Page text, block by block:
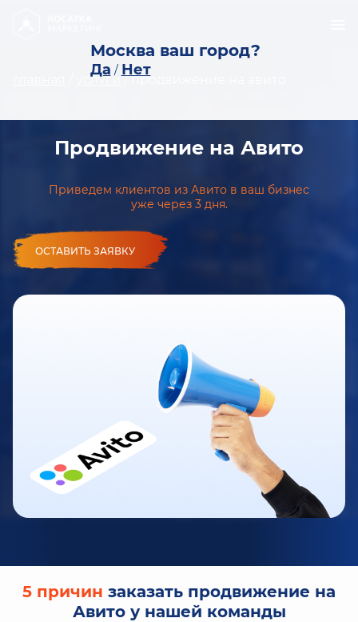
Москва ваш город?
Да / Нет
услуги /продвижение на авито
Продвижение на Авито
Приведем клиентов из Авито в ваш бизнес
уже через 3 дня.
ОСТАВИТЬ ЗАЯВКУ
5 причин заказать продвижение на
Авито у нашей команды